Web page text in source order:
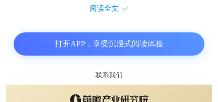
似的App并不在少数。美国有Podcast，中东及北非地
区也有自己的语音社交产品Yalla。YY，荔枝、
数，但从未出现过类似Clubhouse这样空前的“盛
阅读全文
打开APP，享受沉浸式阅读体验
联系我们